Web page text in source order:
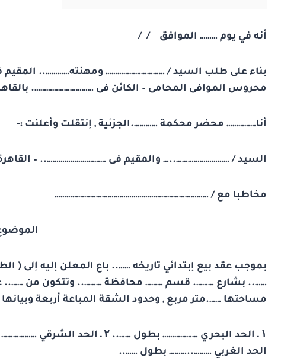
أنه في يوم ……… الموافق / /
بناء على طلب السيد / ………………………… ومهنته………….. المقيم
محروس الموافى المحامى – الكائن فى ………………………….
أنا…………… محضر محكمة ………….الجزئية , إنتقلت وأعلنت :-
السيد / ………………………..… والمقيم فى ………………………….. –
مخاطبا مع / ……………………………………………………………………
بموجب عقد بيع إبتدائي تاريخه …….. باع المعلن إليه إلى (
…….. بشارع ………. قسم ……… محافظة ……….. وتتكون من ……..
مساحتها …….متر مربع , وحدود الشقة المباعة أربعة وبيانها
الحد الغربي ………..……… بطول ……..